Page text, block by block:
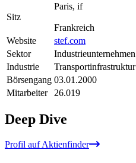
Sitz
Paris, if
Frankreich
Website
stef.com
Sektor
Industrieunternehmen
Industrie
Transportinfrastruktur
Börsengang 03.01.2000
Mitarbeiter
26.019
Deep Dive
Profil auf Aktienfinder